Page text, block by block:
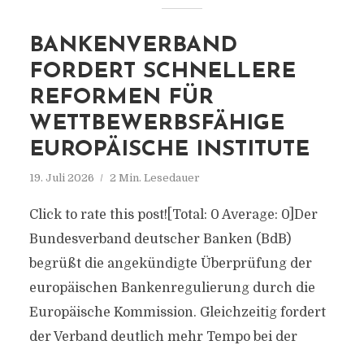
BANKENVERBAND
FORDERT SCHNELLERE
REFORMEN FÜR
WETTBEWERBSFÄHIGE
EUROPÄISCHE INSTITUTE
19. Juli 2026 2 Min. Lesedauer
Click to rate this post![Total: 0 Average: 0]Der
Bundesverband deutscher Banken (BdB)
begrüßt die angekündigte Überprüfung der
europäischen Bankenregulierung durch die
Europäische Kommission. Gleichzeitig fordert
der Verband deutlich mehr Tempo bei der